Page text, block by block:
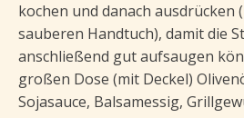
kochen und danach ausdrücken
sauberen Handtuch), damit die
anschließend gut aufsaugen
großen Dose (mit Deckel)
Sojasauce, Balsamessig,